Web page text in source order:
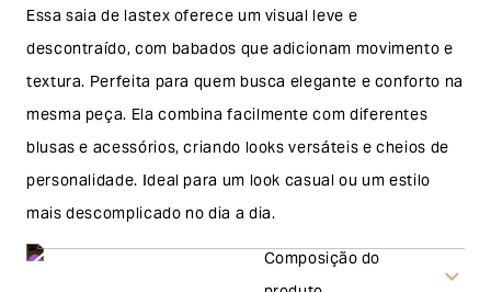
Essa saia de lastex oferece um visual leve e
descontraído, com babados que adicionam movimento e
textura. Perfeita para quem busca elegante e conforto na
mesma peça. Ela combina facilmente com diferentes
blusas e acessórios, criando looks versáteis e cheios de
personalidade. Ideal para um look casual ou um estilo
mais descomplicado no dia a dia.
Composição do